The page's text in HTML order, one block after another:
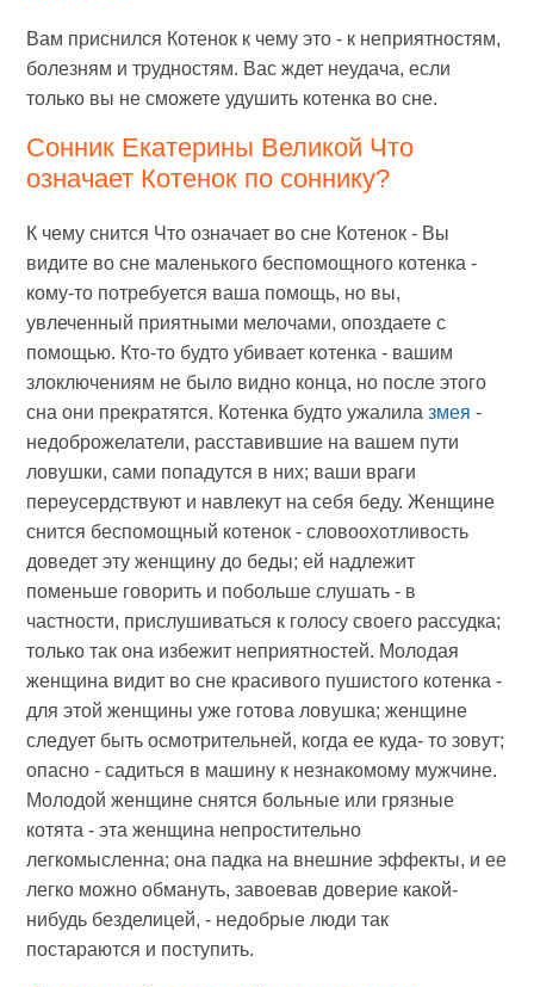
Вам приснился Котенок к чему это - к неприятностям,
болезням и трудностям. Вас ждет неудача, если
только вы не сможете удушить котенка во сне.
Сонник Екатерины Великой Что
означает Котенок по соннику?
К чему снится Что означает во сне Котенок - Вы
видите во сне маленького беспомощного котенка -
кому-то потребуется ваша помощь, но вы,
увлеченный приятными мелочами, опоздаете с
помощью. Кто-то будто убивает котенка - вашим
злоключениям не было видно конца, но после этого
сна они прекратятся. Котенка будто ужалилазмея -
недоброжелатели, расставившие на вашем пути
ловушки, сами попадутся в них; ваши враги
переусердствуют и навлекут на себя беду. Женщине
снится беспомощный котенок - словоохотливость
доведет эту женщину до беды; ей надлежит
поменьше говорить и побольше слушать - в
частности, прислушиваться к голосу своего рассудка;
только так она избежит неприятностей. Молодая
женщина видит во сне красивого пушистого котенка -
для этой женщины уже готова ловушка; женщине
следует быть осмотрительней, когда ее куда- то зовут;
опасно - садиться в машину к незнакомому мужчине.
Молодой женщине снятся больные или грязные
котята - эта женщина непростительно
легкомысленна; она падка на внешние эффекты, и ее
легко можно обмануть, завоевав доверие какой-
нибудь безделицей, - недобрые люди так
постараются и поступить.